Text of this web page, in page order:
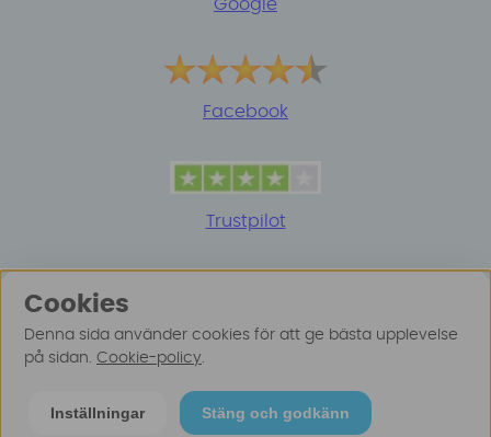
Google
Facebook
Trustpilot
mer här
Cookies
Denna sida använder cookies för att ge bästa upplevelse
på sidan. Cookie-policy.
Inställningar Stäng och godkänn